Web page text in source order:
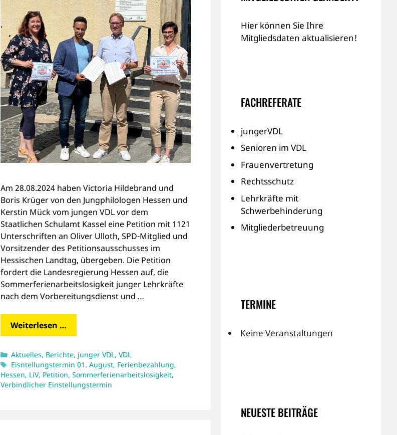
Am 28.08.2024 haben Victoria Hildebrand und
Boris Krüger von den Jungphilologen Hessen und
Kerstin Mück vom jungen VDL vor dem
Staatlichen Schulamt Kassel eine Petition mit 1121
Unterschriften an Oliver Ulloth, SPD-Mitglied und
Vorsitzender des Petitionsausschusses im
Hessischen Landtag, übergeben. Die Petition
fordert die Landesregierung Hessen auf, die
Sommerferienarbeitslosigkeit junger Lehrkräfte
nach dem Vorbereitungsdienst und …
Weiterlesen …
Kategorien
Aktuelles, Berichte, junger VDL,VDL
Schlagwörter
Eisntellungstermin 01. August, Ferienbezahlung,
Hessen, LiV, Petition, Sommerferienarbeitslosigkeit,
Verbindlicher Einstellungstermin
Hier können Sie Ihre
Mitgliedsdaten aktualisieren!
FACHREFERATE
jungerVDL
Senioren im VDL
Frauenvertretung
Rechtsschutz
Lehrkräfte mit
Schwerbehinderung
Mitgliederbetreuung
TERMINE
Keine Veranstaltungen
NEUESTE BEITRÄGE